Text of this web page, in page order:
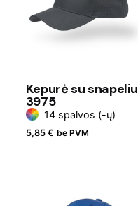
Kepurė su snapeliu
3975
14 spalvos (-ų)
5,85 € be PVM